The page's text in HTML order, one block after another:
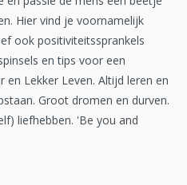
Hier vind je voornamelijk
ook positiviteitssprankels
en tips voor een
en Lekker Leven. Altijd leren en
Groot dromen en durven.
liefhebben. 'Be you and